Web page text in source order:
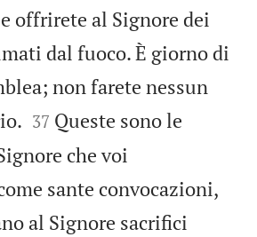
offrirete al Signore dei
dal fuoco. È giorno di
non farete nessun


37 Queste sono le
che voi
sante convocazioni,
al Signore sacrifici